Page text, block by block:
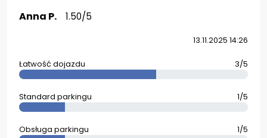
Anna P. 1.50/5
13.11.2025 14:26
Łatwość dojazdu 3/5
Standard parkingu 1/5
Obsługa parkingu 1/5